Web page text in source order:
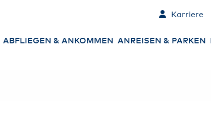
Karriere
ABFLIEGEN & ANKOMMEN ANREISEN & PARKEN